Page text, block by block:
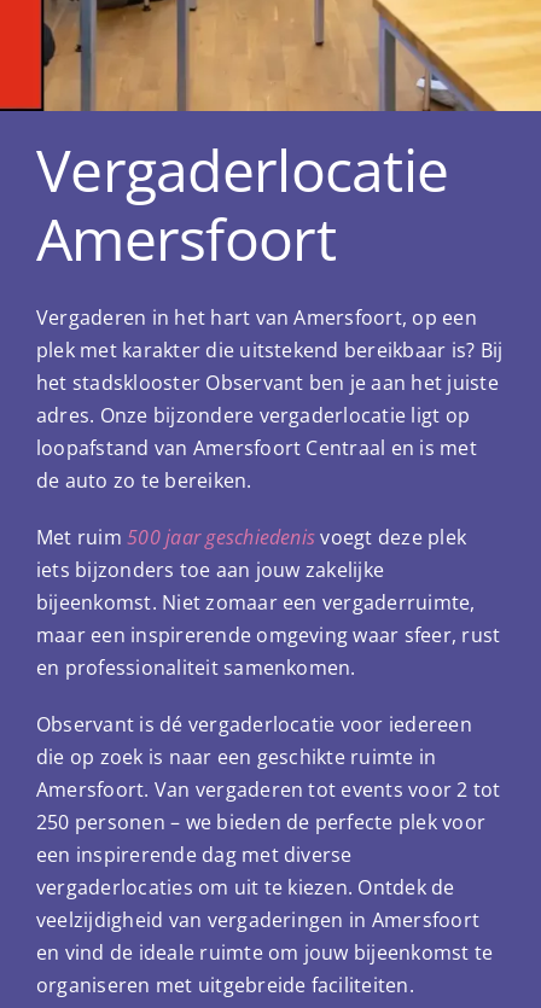
Vergaderlocatie
Amersfoort
Vergaderen in het hart van Amersfoort, op een
plek met karakter die uitstekend bereikbaar is? Bij
het stadsklooster Observant ben je aan het juiste
adres. Onze bijzondere vergaderlocatie ligt op
loopafstand van Amersfoort Centraal en is met
de auto zo te bereiken.
Met ruim500 jaargeschiedenisvoegt deze plek
iets bijzonders toe aan jouw zakelijke
bijeenkomst. Niet zomaar een vergaderruimte,
maar een inspirerende omgeving waar sfeer, rust
en professionaliteit samenkomen.
Observant is dé vergaderlocatie voor iedereen
die op zoek is naar een geschikte ruimte in
Amersfoort. Van vergaderen tot events voor 2 tot
250 personen – we bieden de perfecte plek voor
een inspirerende dag met diverse
vergaderlocaties om uit te kiezen. Ontdek de
veelzijdigheid van vergaderingen in Amersfoort
en vind de ideale ruimte om jouw bijeenkomst te
organiseren met uitgebreide faciliteiten.